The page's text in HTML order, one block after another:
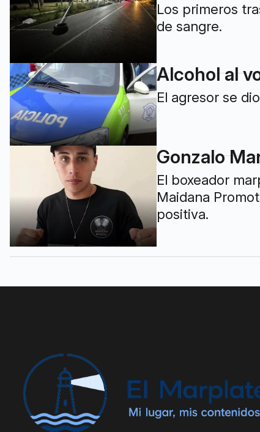
Los primeros
de sangre.
Alcohol al
El agresor se
Gonzalo
El boxeador
Maidana
positiva.